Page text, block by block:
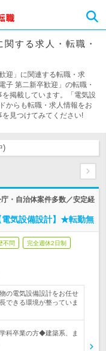
する求人・転職・
迎」に関連する転職・求
子 第二新卒歓迎」の転職・
掲載しています。「電気設
からも転職・求人情報をお
見つけてみてください!
)
・自治体案件多数／安定経
電気設備設計】★転勤無
不問 完全週休2日制
の電気設備設計をお任せ
できる環境が整っていま
科卒業の方◆建築系、ま